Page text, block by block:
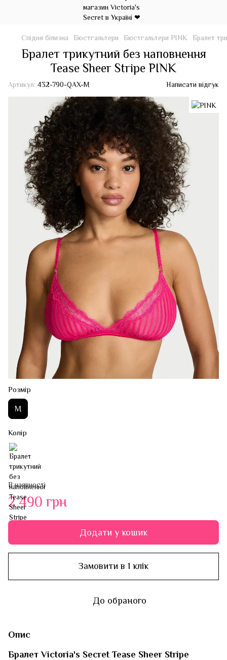
Спідня білизна Бюстгальтери Бюстгальтери PINK Бралет
Бралет трикутний без наповнення
Tease Sheer Stripe PINK
Артикул: 432-790-QAX-M Написати відгук
Розмір
M
Колір
В наявності
2 490 грн
Додати у кошик
Замовити в 1 клік
До обраного
Опис
Бралет Victoria's Secret Tease Sheer Stripe